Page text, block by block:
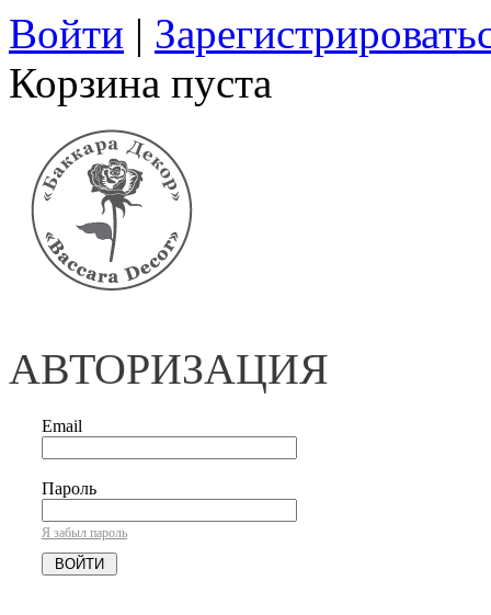
Войти |
Корзина пуста
АВТОРИЗАЦИЯ
Email
Пароль
Я забыл пароль